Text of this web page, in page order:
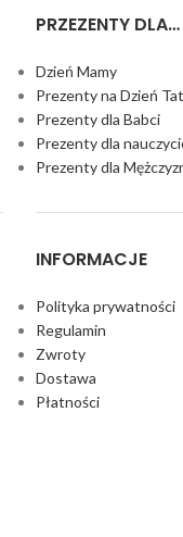
PRZEZENTY DLA…
Dzień Mamy
Prezenty na Dzień
Prezenty dla Babci
Prezenty dla
Prezenty dla
INFORMACJE
Polityka prywatności
Regulamin
Zwroty
Dostawa
Płatności